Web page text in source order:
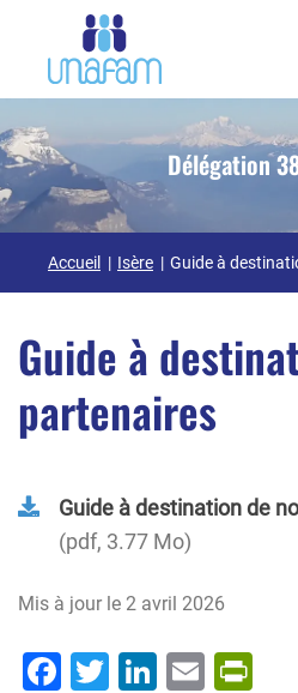
Délégation
Accueil Isère Guide à
Guide à
partenaires
Guide à destination de
pdf, 3.77 Mo
Mis à jour le 2 avril 2026
Facebook
Twitter
LinkedIn
Email